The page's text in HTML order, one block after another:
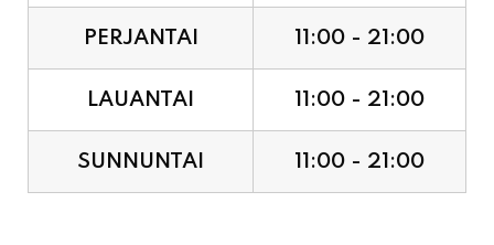
LAUANTAI 11:00 - 21:00
SUNNUNTAI 11:00 - 21:00